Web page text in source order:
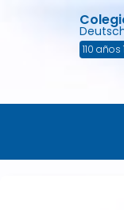
110